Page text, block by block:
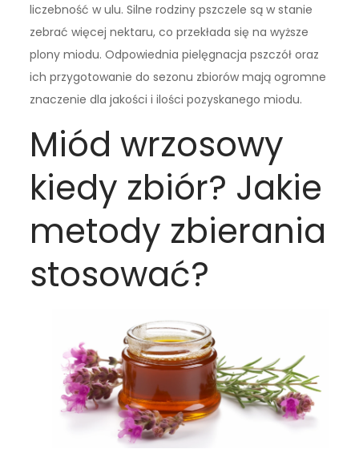
liczebność w ulu. Silne rodziny pszczele są w stanie
zebrać więcej nektaru, co przekłada się na wyższe
plony miodu. Odpowiednia pielęgnacja pszczół oraz
ich przygotowanie do sezonu zbiorów mają ogromne
znaczenie dla jakości i ilości pozyskanego miodu.
Miód wrzosowy
kiedy zbiór? Jakie
metody zbierania
stosować?